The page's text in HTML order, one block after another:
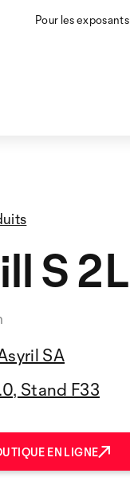
Pour les exposants
S 2L
SA
Stand F33
EN LIGNE